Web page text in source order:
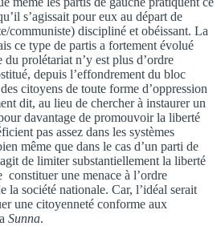
s’agissait pour eux au départ de
communiste) discipliné et obéissant. La
ce type de partis a fortement évolué
prolétariat n’y est plus d’ordre
depuis l’effondrement du bloc
citoyens de toute forme d’oppression
dit, au lieu de chercher à instaurer un
davantage de promouvoir la liberté
pas assez dans les systèmes
même que dans le cas d’un parti de
de limiter substantiellement la liberté
constituer une menace à l’ordre
la société nationale. Car, l’idéal serait
une citoyenneté conforme aux
Sunna.